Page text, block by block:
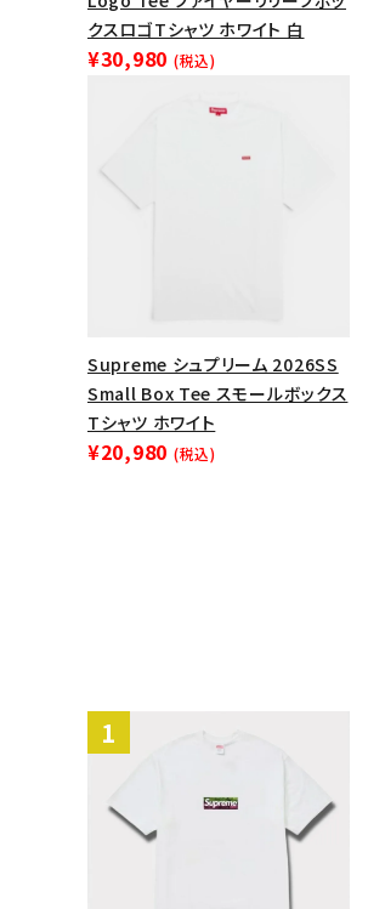
クスロゴTシャツ ホワイト 白
¥30,980 (税込)
Supreme シュプリーム 2026SS
Small Box Tee スモールボックス
Tシャツ ホワイト
¥20,980 (税込)